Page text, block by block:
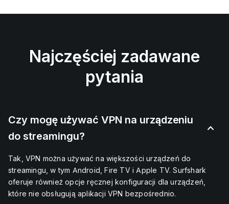
Najczęściej zadawane
pytania
Czy mogę używać VPN na urządzeniu
do streamingu?
Tak, VPN można używać na większości urządzeń do
streamingu, w tym Android, Fire TV i Apple TV. Surfshark
oferuje również opcje ręcznej konfiguracji dla urządzeń,
które nie obsługują aplikacji VPN bezpośrednio.